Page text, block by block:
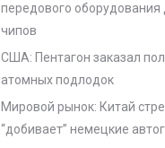
передового оборудования
чипов
США: Пентагон заказал
атомных подлодок
Мировой рынок: Китай
“добивает” немецкие